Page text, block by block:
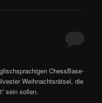
ChessBase-
Weihnachtsrätsel, die
sein sollen.